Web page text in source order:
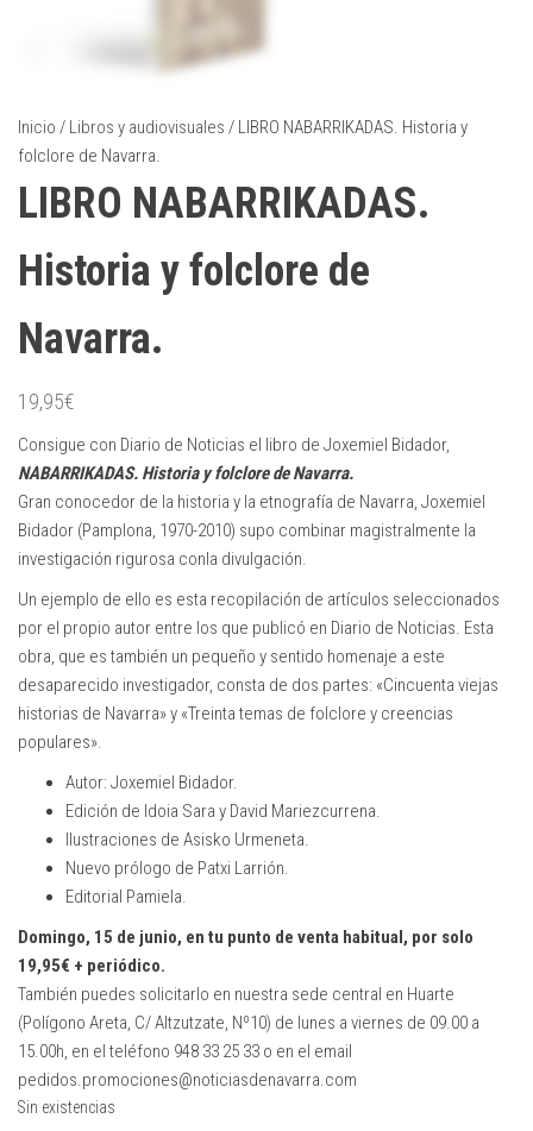
Inicio / Libros y audiovisuales / LIBRO NABARRIKADAS. Historia y
folclore de Navarra.
LIBRO NABARRIKADAS.
Historia y folclore de
Navarra.
19,95€
Consigue con Diario de Noticias el libro de Joxemiel Bidador,
NABARRIKADAS. Historia y folclore de Navarra.
Gran conocedor de la historia y la etnografía de Navarra, Joxemiel
Bidador (Pamplona, 1970-2010) supo combinar magistralmente la
investigación rigurosa conla divulgación.
Un ejemplo de ello es esta recopilación de artículos seleccionados
por el propio autor entre los que publicó en Diario de Noticias. Esta
obra, que es también un pequeño y sentido homenaje a este
desaparecido investigador, consta de dos partes: «Cincuenta viejas
historias de Navarra» y «Treinta temas de folclore y creencias
populares».
Autor: Joxemiel Bidador.
Edición de Idoia Sara y David Mariezcurrena.
Ilustraciones de Asisko Urmeneta.
Nuevo prólogo de Patxi Larrión.
Editorial Pamiela.
Domingo, 15 de junio, en tu punto de venta habitual, por solo
19,95€ + periódico.
También puedes solicitarlo en nuestra sede central en Huarte
(Polígono Areta, C/ Altzutzate, Nº10) de lunes a viernes de 09.00 a
15.00h, en el teléfono 948 33 25 33 o en el email
pedidos.promociones@noticiasdenavarra.com
Sin existencias